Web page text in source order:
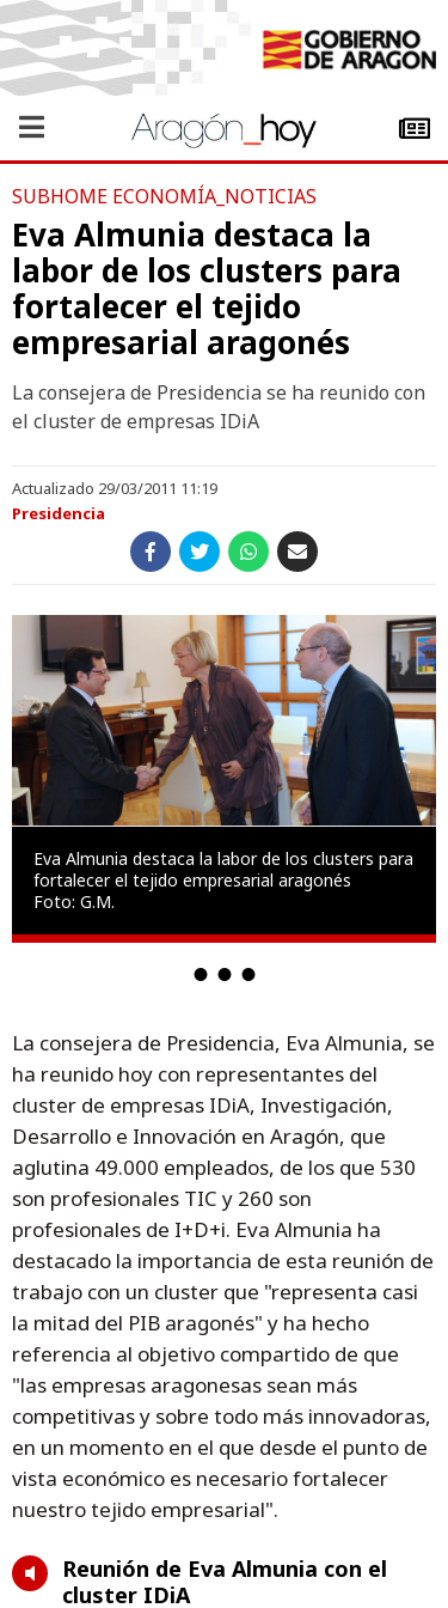
SUBHOME ECONOMÍA_NOTICIAS
Eva Almunia destaca la
labor de los clusters para
fortalecer el tejido
empresarial aragonés
La consejera de Presidencia se ha reunido con
el cluster de empresas IDiA
Actualizado 29/03/2011 11:19
Presidencia
Eva Almunia destaca la labor de los clusters para
fortalecer el tejido empresarial aragonés
Foto: G.M.
La consejera de Presidencia, Eva Almunia, se
ha reunido hoy con representantes del
cluster de empresas IDiA, Investigación,
Desarrollo e Innovación en Aragón, que
aglutina 49.000 empleados, de los que 530
son profesionales TIC y 260 son
profesionales de I+D+i. Eva Almunia ha
destacado la importancia de esta reunión de
trabajo con un cluster que "representa casi
la mitad del PIB aragonés" y ha hecho
referencia al objetivo compartido de que
"las empresas aragonesas sean más
competitivas y sobre todo más innovadoras,
en un momento en el que desde el punto de
vista económico es necesario fortalecer
nuestro tejido empresarial".
Reunión de Eva Almunia con el
cluster IDiA